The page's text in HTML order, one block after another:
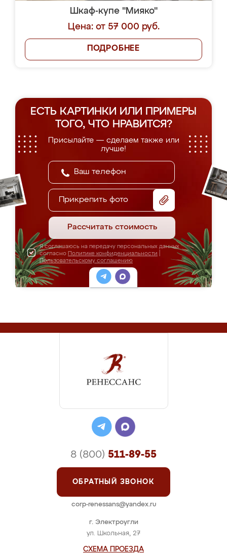
Шкаф-купе "Мияко"
Цена: от 57 000 руб.
ПОДРОБНЕЕ
ЕСТЬ КАРТИНКИ ИЛИ ПРИМЕРЫ
ТОГО, ЧТО НРАВИТСЯ?
Присылайте — сделаем также или
лучше!
Прикрепить фото
Рассчитать стоимость
Я соглашаюсь на передачу персональных данных
согласно Политике конфиденциальности
Пользовательскому соглашению
г. Электроугли
ул. Школьная, 27
СХЕМА ПРОЕЗДА
8 (800) 511-89-55
ОБРАТНЫЙ ЗВОНОК
corp-renessans@yandex.ru